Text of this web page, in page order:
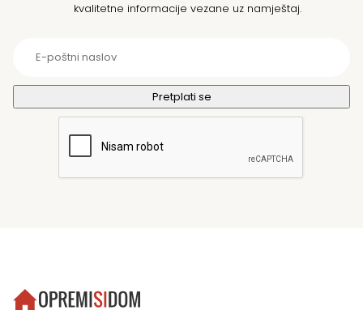
kvalitetne informacije vezane uz namještaj.